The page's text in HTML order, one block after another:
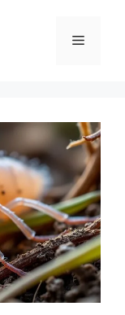
Menu